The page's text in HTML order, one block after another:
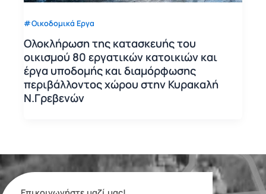
Οικοδομικά Εργα
Ολοκλήρωση της κατασκευής του
οικισμού 80 εργατικών κατοικιών και
έργα υποδομής και διαμόρφωσης
περιβάλλοντος χώρου στην Κυρακαλή
Ν.Γρεβενών